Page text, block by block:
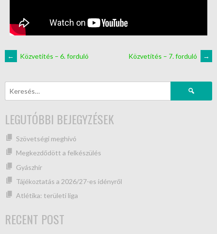
← Közvetítés – 6. forduló Közvetítés – 7. forduló →
LEGUTÓBBI BEJEGYZÉSEK
Szövetségi meghívó
Megkezdődött a felkészülés
Gyászhír
Tájékoztatás a 2026/27-es idényről
Atlétika: területi liga
RECENT POST